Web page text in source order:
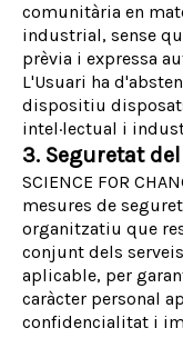
comunitària en
industrial, sense
prèvia i expressa
L'Usuari ha
dispositiu
intel·lectual i
3. Seguretat
SCIENCE FOR
mesures de
organitzatiu que
conjunt dels
aplicable, per
caràcter personal
confidencialitat i